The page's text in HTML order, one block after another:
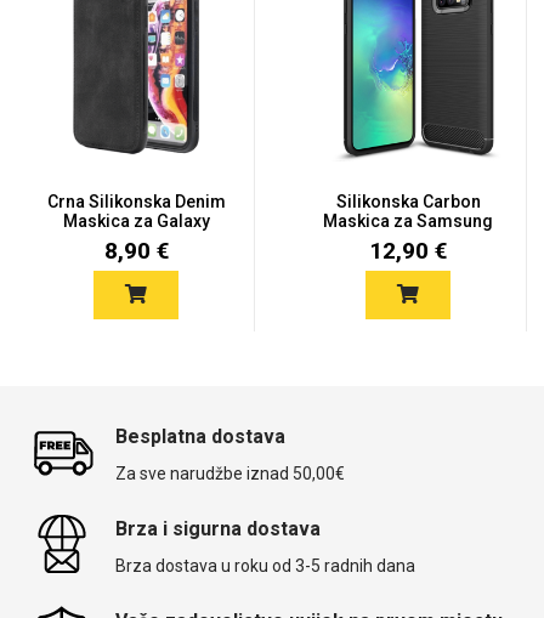
Crna Silikonska Denim
Maskica za Galaxy
S10e
8,90 €
Silikonska Carbon
Maskica za Samsung
Galaxy S1...
12,90 €
Besplatna dostava
Za sve narudžbe iznad 50,00€
Brza i sigurna dostava
Brza dostava u roku od 3-5 radnih dana